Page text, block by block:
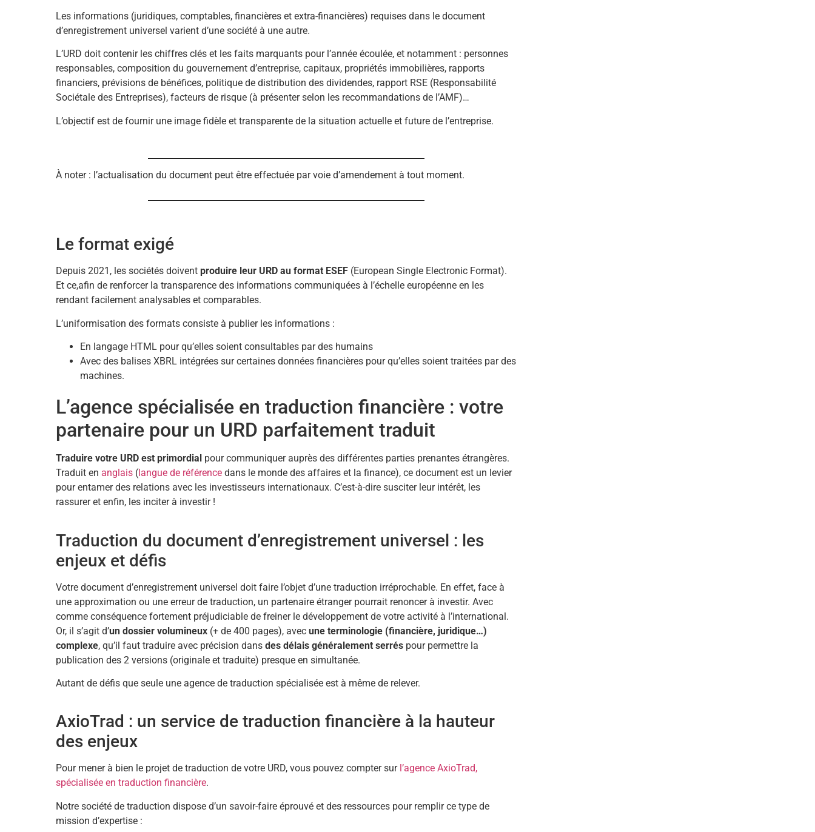
Les informations (juridiques, comptables, financières et extra-financières) requises dans le document
d’enregistrement universel varient d’une société à une autre.
L’URD doit contenir les chiffres clés et les faits marquants pour l’année écoulée, et notamment : personnes
responsables, composition du gouvernement d’entreprise, capitaux, propriétés immobilières, rapports
financiers, prévisions de bénéfices, politique de distribution des dividendes, rapport RSE (Responsabilité
Sociétale des Entreprises), facteurs de risque (à présenter selon les recommandations de l’AMF)…
L’objectif est de fournir une image fidèle et transparente de la situation actuelle et future de l’entreprise.
À noter : l’actualisation du document peut être effectuée par voie d’amendement à tout moment.
Le format exigé
Depuis 2021, les sociétés doivent produire leur URD au format ESEF (European Single Electronic Format).
Et ce,afin de renforcer la transparence des informations communiquées à l’échelle européenne en les
rendant facilement analysables et comparables.
L’uniformisation des formats consiste à publier les informations :
En langage HTML pour qu’elles soient consultables par des humains
Avec des balises XBRL intégrées sur certaines données financières pour qu’elles soient traitées par des
machines.
L’agence spécialisée en traduction financière : votre
partenaire pour un URD parfaitement traduit
Traduire votre URD est primordial pour communiquer auprès des différentes parties prenantes étrangères.
Traduit en anglais (langue de référence dans le monde des affaires et la finance), ce document est un levier
pour entamer des relations avec les investisseurs internationaux. C’est-à-dire susciter leur intérêt, les
rassurer et enfin, les inciter à investir !
Traduction du document d’enregistrement universel : les
enjeux et défis
Votre document d’enregistrement universel doit faire l’objet d’une traduction irréprochable. En effet, face à
une approximation ou une erreur de traduction, un partenaire étranger pourrait renoncer à investir. Avec
comme conséquence fortement préjudiciable de freiner le développement de votre activité à l’international.
Or, il s’agit d’un dossier volumineux (+ de 400 pages), avec une terminologie (financière, juridique…)
complexe, qu’il faut traduire avec précision dans des délais généralement serrés pour permettre la
publication des 2 versions (originale et traduite) presque en simultanée.
Autant de défis que seule une agence de traduction spécialisée est à même de relever.
AxioTrad : un service de traduction financière à la hauteur
des enjeux
Pour mener à bien le projet de traduction de votre URD, vous pouvez compter sur l’agence AxioTrad,
spécialisée en traduction financière.
Notre société de traduction dispose d’un savoir-faire éprouvé et des ressources pour remplir ce type de
mission d’expertise :